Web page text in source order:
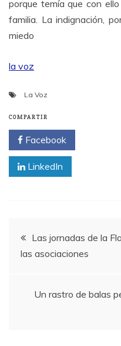
porque temía que con
familia. La indignación,
miedo
la voz
La Voz
COMPARTIR
Facebook
LinkedIn
Navegación
de
entradas
Las jornadas de la
las asociaciones
Un rastro de balas